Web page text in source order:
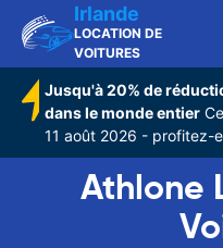
Irlande
LOCATION DE
VOITURES
Jusqu'à 20% de
dans le monde entier
11 août 2026 - profitez-
Athlone